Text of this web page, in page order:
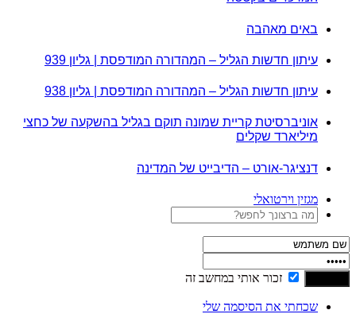
באים מאהבה
עיתון חדשות הגליל – המהדורה המודפסת | גליון 939
עיתון חדשות הגליל – המהדורה המודפסת | גליון 938
אוניברסיטת קריית שמונה תוקם בגליל בהשקעה של כחצי
מיליארד שקלים
דנציגר-אורט – הדיבייט של המדינה
מגזין וירטואלי
זכור אותי במחשב זה
שכחתי את הסיסמה שלי